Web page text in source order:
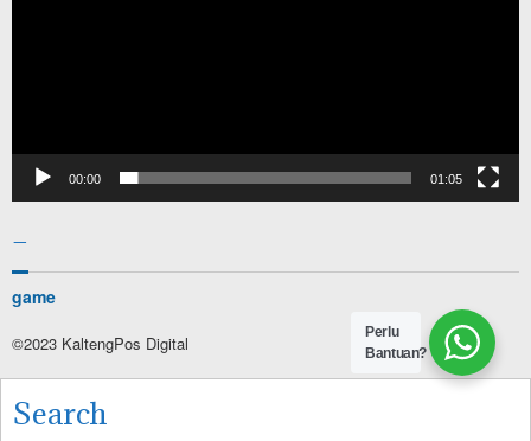
00:00 01:05
–
game
©2023 KaltengPos Digital
Search
Perlu
Bantuan?